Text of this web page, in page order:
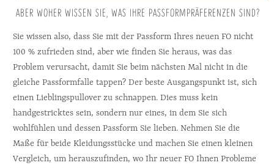
ABER WOHER WISSEN SIE, WAS IHRE PASSFORMPRÄFERENZEN SIND?
Sie wissen also, dass Sie mit der Passform Ihres neuen FO nicht
100 % zufrieden sind, aber wie finden Sie heraus, was das
Problem verursacht, damit Sie beim nächsten Mal nicht in die
gleiche Passformfalle tappen? Der beste Ausgangspunkt ist, sich
einen Lieblingspullover zu schnappen. Dies muss kein
handgestricktes sein, sondern nur eines, in dem Sie sich
wohlfühlen und dessen Passform Sie lieben. Nehmen Sie die
Maße für beide Kleidungsstücke und machen Sie einen kleinen
Vergleich, um herauszufinden, wo Ihr neuer FO Ihnen Probleme